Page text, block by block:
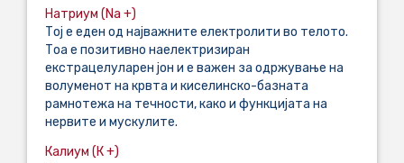
Натриум (Na +)
Тој е еден од најважните електролити во телото.
Тоа е позитивно наелектризиран
екстрацелуларен јон и е важен за одржување на
волуменот на крвта и киселинско-базната
рамнотежа на течности, како и функцијата на
нервите и мускулите.
Калиум (К +)